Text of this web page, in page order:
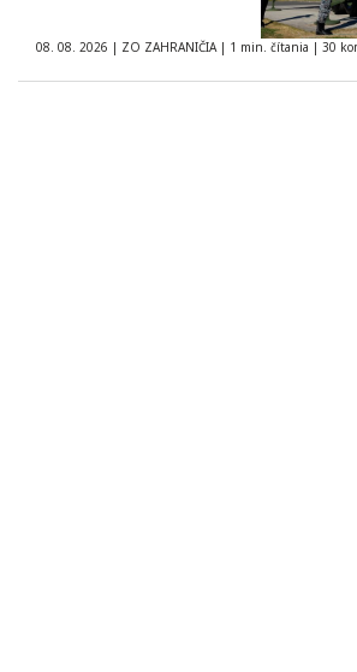
08. 08. 2026 | ZO ZAHRANIČIA | 1 min. čítania | 30